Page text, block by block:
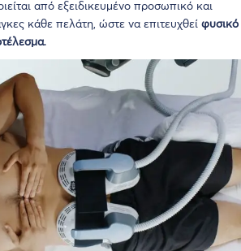
από εξειδικευμένο προσωπικό και
κάθε πελάτη, ώστε να επιτευχθεί φυσικό
.